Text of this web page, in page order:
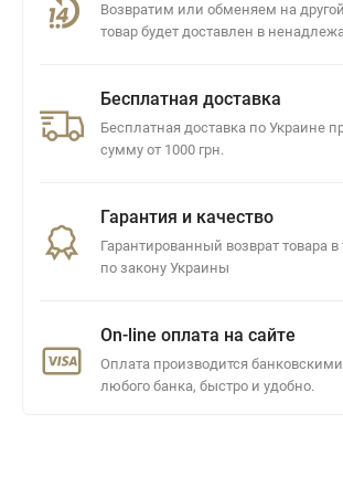
Возвратим или обменяем на
товар будет доставлен в
Бесплатная доставка
Бесплатная доставка по Украине
сумму от 1000 грн.
Гарантия и качество
Гарантированный возврат товара
по закону Украины
On-line оплата на сайте
Оплата производится
любого банка, быстро и удобно.